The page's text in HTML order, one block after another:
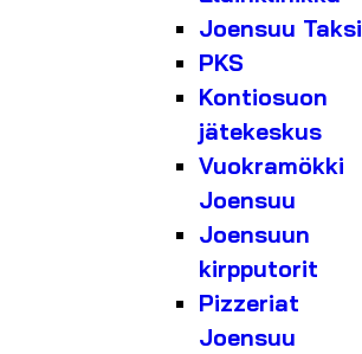
Joensuu Taksi
PKS
Kontiosuon
jätekeskus
Vuokramökki
Joensuu
Joensuun
kirpputorit
Pizzeriat
Joensuu